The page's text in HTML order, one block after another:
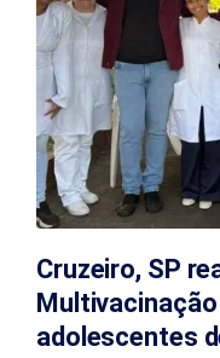
Cruzeiro, SP
adolescentes